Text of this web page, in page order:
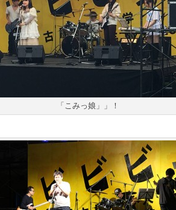
「こみっ娘」」！